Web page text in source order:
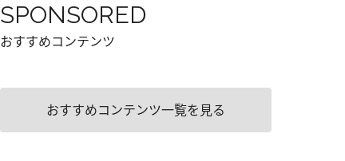
SPONSORED
おすすめコンテンツ
おすすめコンテンツ一覧を見る